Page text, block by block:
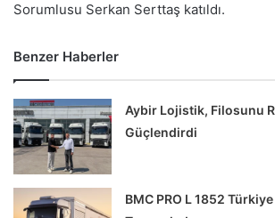
Sorumlusu Serkan Serttaş katıldı.
Benzer Haberler
Aybir Lojistik, Filosunu
Güçlendirdi
BMC PRO L 1852